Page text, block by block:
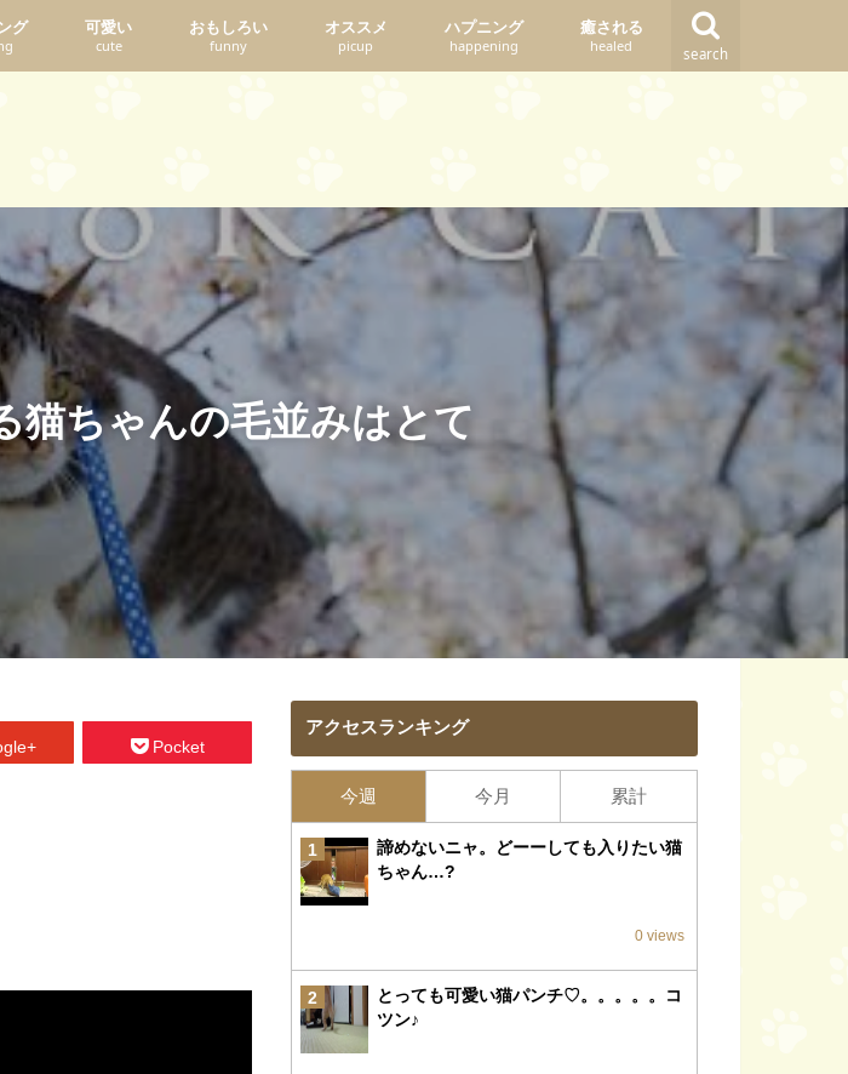
search
グ
可愛い
cute
おもしろい
funny
オススメ
picup
ハプニング
happening
癒される
healed
猫ちゃんの毛並みはとて
Pocket
アクセスランキング
今週 今月 累計
1
諦めないニャ。どーーしても入りたい猫
ちゃん…?
0 views
2
とっても可愛い猫パンチ♡。。。。。コ
ツン♪